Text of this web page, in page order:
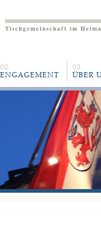
Tischgemeinschaft im
ENGAGEMENT ÜBER